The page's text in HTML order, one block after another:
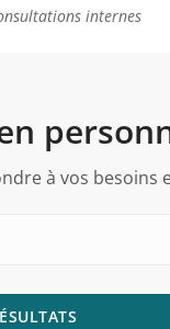
internes
à vos besoins